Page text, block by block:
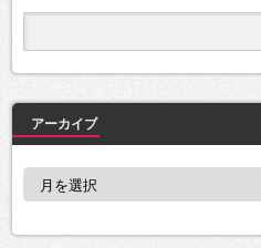
アーカイブ
ア
ブ